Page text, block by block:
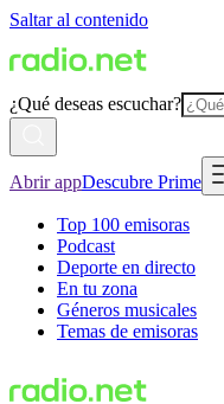
Saltar al contenido
¿Qué deseas escuchar?
Abrir appDescubre Prime
Top 100 emisoras
Podcast
Deporte en directo
En tu zona
Géneros musicales
Temas de emisoras